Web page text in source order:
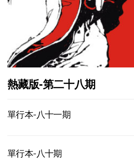
熱藏版-第二十八期
單行本-八十一期
單行本-八十期